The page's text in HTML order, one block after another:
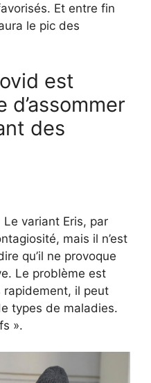
Et entre fin
le pic des
est
d’assommer
des
variant Eris, par
mais il n’est
qu’il ne provoque
Le problème est
rapidement, il peut
types de maladies.
».